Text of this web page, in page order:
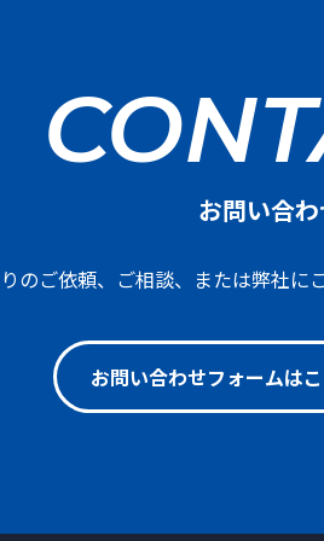
お問い合
のご依頼、ご相談、または弊社に
お問い合わせフォームは